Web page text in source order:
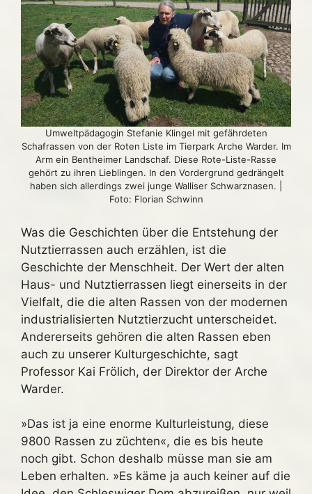
Umweltpädagogin Stefanie Klingel mit gefährdeten
Schafrassen von der Roten Liste im Tierpark Arche Warder. Im
Arm ein Bentheimer Landschaf. Diese Rote-Liste-Rasse
gehört zu ihren Lieblingen. In den Vordergrund gedrängelt
haben sich allerdings zwei junge Walliser Schwarznasen. |
Foto: Florian Schwinn
Was die Geschichten über die Entstehung der
Nutztierrassen auch erzählen, ist die
Geschichte der Menschheit. Der Wert der alten
Haus- und Nutztierrassen liegt einerseits in der
Vielfalt, die die alten Rassen von der modernen
industrialisierten Nutztierzucht unterscheidet.
Andererseits gehören die alten Rassen eben
auch zu unserer Kulturgeschichte, sagt
Professor Kai Frölich, der Direktor der Arche
Warder.
»Das ist ja eine enorme Kulturleistung, diese
9800 Rassen zu züchten«, die es bis heute
noch gibt. Schon deshalb müsse man sie am
Leben erhalten. »Es käme ja auch keiner auf die